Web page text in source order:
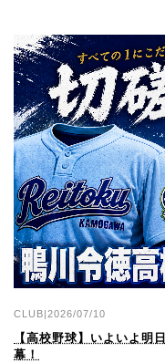
CLUB|2026/07/10
【高校野球】いよいよ明
幕！